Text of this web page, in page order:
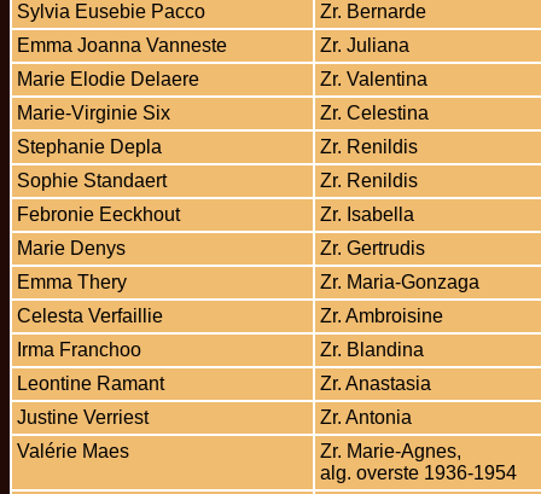
Sylvia Eusebie Pacco
Zr. Bernarde
Emma Joanna Vanneste
Zr. Juliana
Marie Elodie Delaere
Zr. Valentina
Marie-Virginie Six
Zr. Celestina
Stephanie Depla
Zr. Renildis
Sophie Standaert
Zr. Renildis
Febronie Eeckhout
Zr. Isabella
Marie Denys
Zr. Gertrudis
Emma Thery
Zr. Maria-Gonzaga
Celesta Verfaillie
Zr. Ambroisine
Irma Franchoo
Zr. Blandina
Leontine Ramant
Zr. Anastasia
Justine Verriest
Zr. Antonia
Valérie Maes
Zr. Marie-Agnes,
alg. overste 1936-1954